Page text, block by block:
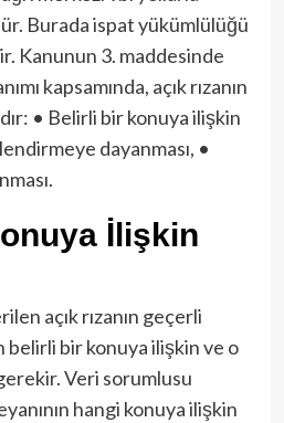
Burada ispat yükümlülüğü
Kanunun 3. maddesinde
kapsamında, açık rızanın
• Belirli bir konuya ilişkin
dayanması, •
İlişkin
açık rızanın geçerli
belirli bir konuya ilişkin ve o
gerekir. Veri sorumlusu
hangi konuya ilişkin